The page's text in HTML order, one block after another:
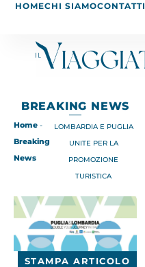
HOMECHI SIAMOCONTATTI
BREAKING NEWS
Home -
Breaking
News
LOMBARDIA E PUGLIA
UNITE PER LA
PROMOZIONE
TURISTICA
STAMPA ARTICOLO